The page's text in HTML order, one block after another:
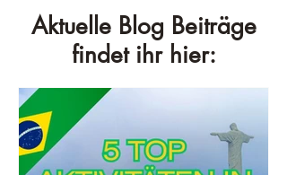
Aktuelle Blog Beiträge
findet ihr hier: